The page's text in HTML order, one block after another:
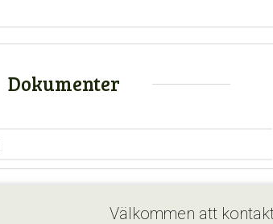
Dokumenter
Välkommen att